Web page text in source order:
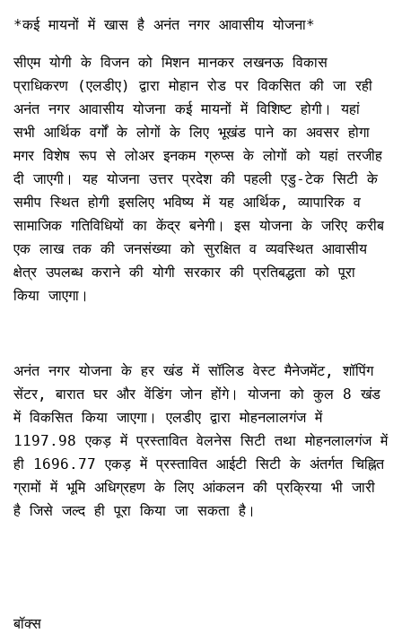
*कई मायनों में खास है अनंत नगर आवासीय योजना*
सीएम योगी के विजन को मिशन मानकर लखनऊ विकास
प्राधिकरण (एलडीए) द्वारा मोहान रोड पर विकसित की जा रही
अनंत नगर आवासीय योजना कई मायनों में विशिष्ट होगी। यहां
सभी आर्थिक वर्गों के लोगों के लिए भूखंड पाने का अवसर होगा
मगर विशेष रूप से लोअर इनकम ग्रुप्स के लोगों को यहां तरजीह
दी जाएगी। यह योजना उत्तर प्रदेश की पहली एडु-टेक सिटी के
समीप स्थित होगी इसलिए भविष्य में यह आर्थिक, व्यापारिक व
सामाजिक गतिविधियों का केंद्र बनेगी। इस योजना के जरिए करीब
एक लाख तक की जनसंख्या को सुरक्षित व व्यवस्थित आवासीय
क्षेत्र उपलब्ध कराने की योगी सरकार की प्रतिबद्धता को पूरा
किया जाएगा।
अनंत नगर योजना के हर खंड में सॉलिड वेस्ट मैनेजमेंट, शॉपिंग
सेंटर, बारात घर और वेंडिंग जोन होंगे। योजना को कुल 8 खंड
में विकसित किया जाएगा। एलडीए द्वारा मोहनलालगंज में
1197.98 एकड़ में प्रस्तावित वेलनेस सिटी तथा मोहनलालगंज में
ही 1696.77 एकड़ में प्रस्तावित आईटी सिटी के अंतर्गत चिह्नित
ग्रामों में भूमि अधिग्रहण के लिए आंकलन की प्रक्रिया भी जारी
है जिसे जल्द ही पूरा किया जा सकता है।
बॉक्स